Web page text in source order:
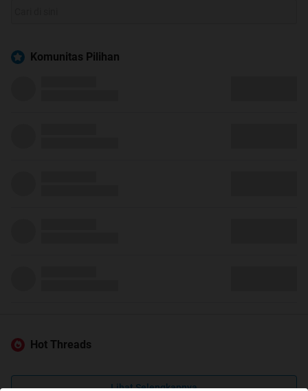
Komunitas Pilihan
Hot Threads
Lihat Selengkapnya